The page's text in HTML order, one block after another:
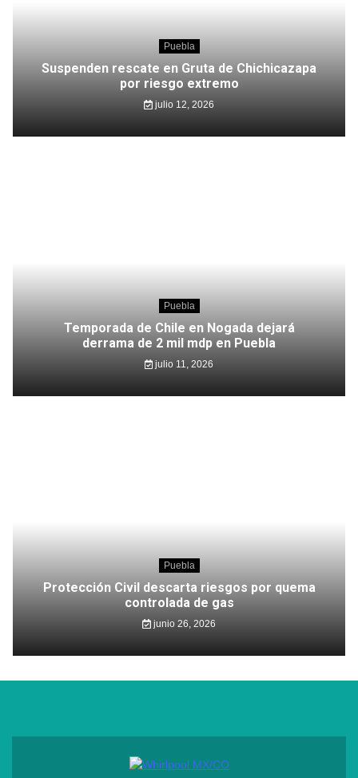
Puebla
Suspenden rescate en Gruta de Chichicazapa
por riesgo extremo
julio 12, 2026
Puebla
Temporada de Chile en Nogada dejará
derrama de 2 mil mdp en Puebla
julio 11, 2026
Puebla
Protección Civil descarta riesgos por quema
controlada de gas
junio 26, 2026